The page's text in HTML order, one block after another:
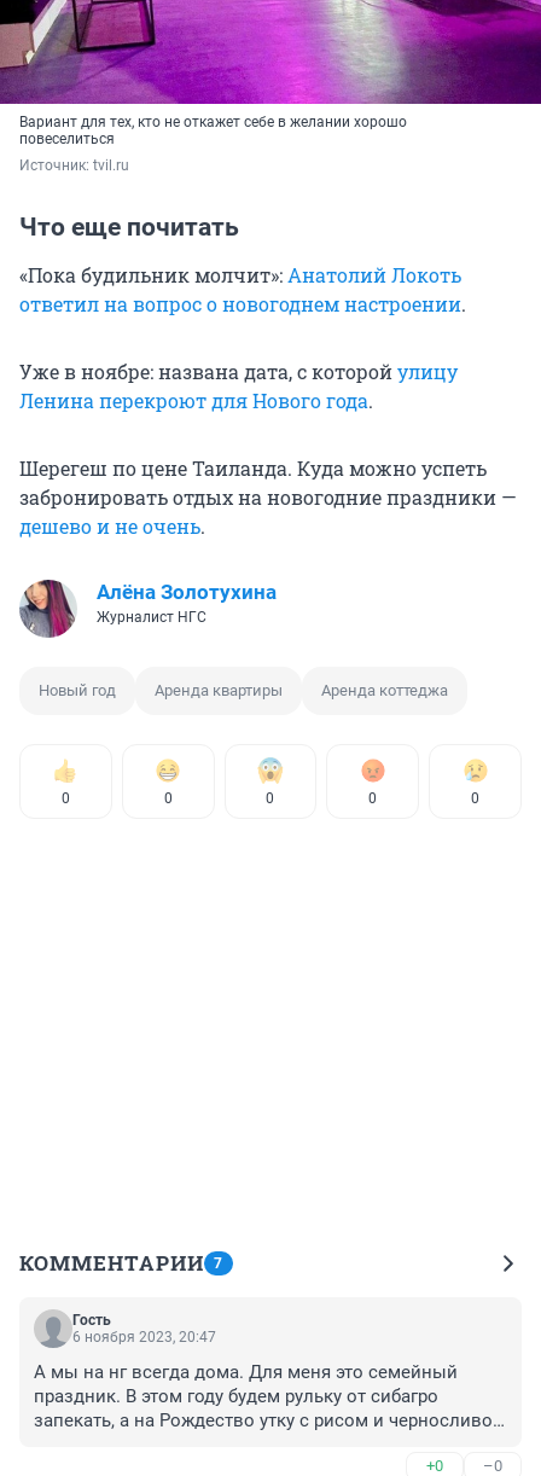
Вариант для тех, кто не откажет себе в желании хорошо
повеселиться
Источник: tvil.ru
Что еще почитать
«Пока будильник молчит»: Анатолий Локоть
ответил на вопрос о новогоднем настроении.
Уже в ноябре: названа дата, с которойулицу
Ленина перекроют для Нового года.
Шерегеш по цене Таиланда. Куда можно успеть
забронировать отдых на новогодние праздники —
дешево и не очень.
Алёна Золотухина
Журналист НГС
Новый год Аренда квартиры Аренда коттеджа
0 0 0 0 0
КОММЕНТАРИИ 7
Гость
6 ноября 2023, 20:47
А мы на нг всегда дома. Для меня это семейный
праздник. В этом году будем рульку от сибагро
запекать, а на Рождество утку с рисом и черносливом
+0 –0